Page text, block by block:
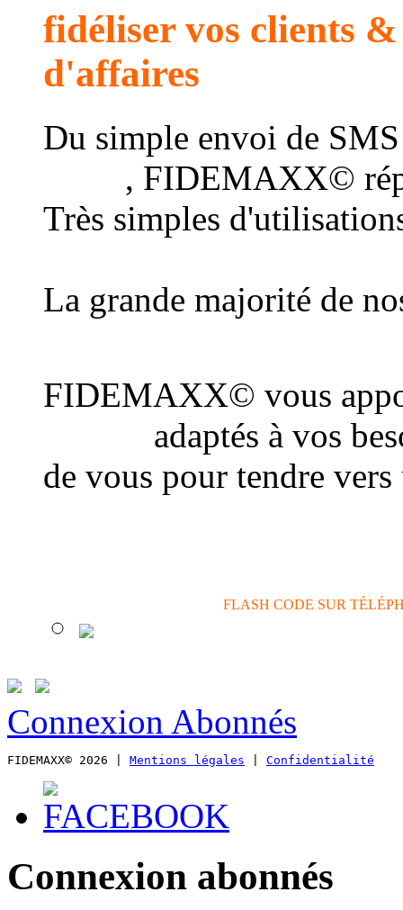
fidéliser vos clients
d'affaires
Du simple envoi de
, FIDEMAXX©
Très simples
La grande majorité de
FIDEMAXX© vous
adaptés à vos
de vous pour tendre
FLASH CODE SUR
Connexion Abonnés
FIDEMAXX© 2026 | Mentions légales Confidentialité
Connexion abonnés